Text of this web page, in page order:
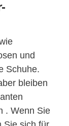
und
Schuhe.
bleiben
. Wenn Sie